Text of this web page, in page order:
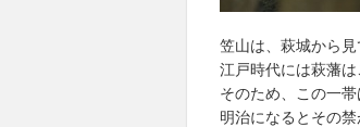
笠山は、萩城から見
江戸時代には萩藩
そのため、この一
明治になるとその禁